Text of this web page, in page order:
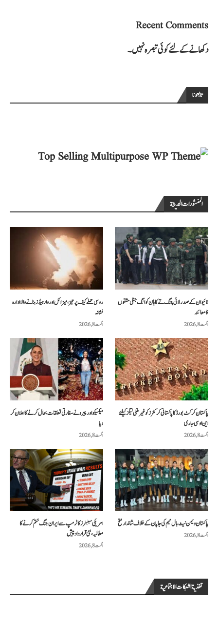
Recent Comments
دکھانے کے لئے کوئی تبصرہ نہیں۔
تابعونا
المنشورات الحديثة
روسی حملے کیف پر تیز، میزائل اور وار ہیڈز بنانے والا ادارہ
نشانہ
اگست 8, 2026
تائیوان کے صدر لائی چنگ تے کا ہان کوانگ جنگی مشقوں
کا معائنہ
اگست 8, 2026
میکسیکو اور پیرو نے سفارتی تعلقات بحال کرنے کا اعلان کر
دیا
اگست 8, 2026
پاکستان کرکٹ بورڈ کا پاکستانی کرکٹرز کو غیر ملکی لیگز کیلئے
این او سی جاری
اگست 8, 2026
امریکی سینیٹرز کا ٹرمپ سے ایران جنگ ختم کرنے کا
مطالبہ، نئی قرارداد پیش
اگست 8, 2026
پاکستان ویمن نیٹ بال ٹیم کی جاپان کے خلاف شاندار فتح
اگست 8, 2026
تغذية الشبكات الاجتماعية